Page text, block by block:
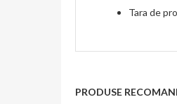
Tara de
PRODUSE